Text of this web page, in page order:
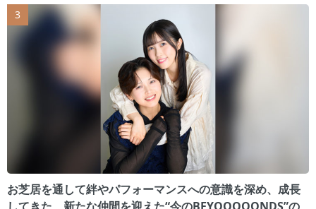
お芝居を通して絆やパフォーマンスへの意識を深め、成長